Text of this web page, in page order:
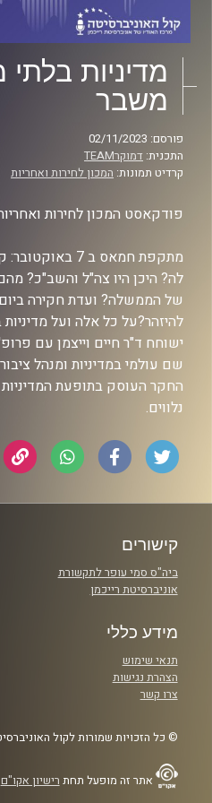
מדיניות
משבר
פורסם: 02/11/2023
התכנית: דמוקרTEAM
קרדיט תמונות: המכון לחירות ואחריות
פודקאסט המכון לחירות
מתקפת חמאס ב 7
לה? היכן היו צה"ל והשב"כ?
של הממשלה? ועדת חקירה
להיזהר?על כל אלה ועל
ישוחח ד"ר חיים וייצמן עם
שם עולמי במדיניות ומנהל
החקר העוסק בתופעת המדיניות
נלווים.
קישורים
ביה"ס סמי עופר לתקשורת
אוניברסיטת רייכמן
מידע כללי
תנאי שימוש
הצהרת נגישות
צרו קשר
© כל הזכויות שמורות לקול
אתר זה מופעל תחת רישיון אקו"ם